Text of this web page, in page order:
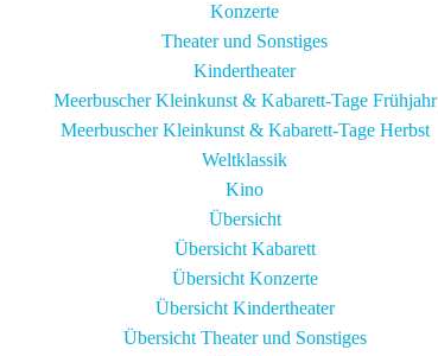
Konzerte
Theater und Sonstiges
Kindertheater
Meerbuscher Kleinkunst & Kabarett-Tage Frühjahr
Meerbuscher Kleinkunst & Kabarett-Tage Herbst
Weltklassik
Kino
Übersicht
Übersicht Kabarett
Übersicht Konzerte
Übersicht Kindertheater
Übersicht Theater und Sonstiges